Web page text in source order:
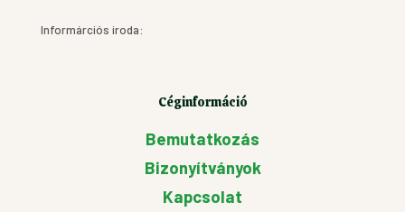
Informárciós iroda:
Céginformáció
Bemutatkozás
Bizonyítványok
Kapcsolat